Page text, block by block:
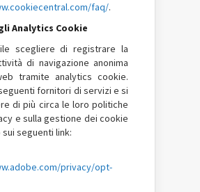
faq/.
Analytics Cookie
scegliere di registrare la
di navigazione anonima
tramite analytics cookie.
fornitori di servizi e si
di più circa le loro politiche
e sulla gestione dei cookie
seguenti link:
privacy/opt-